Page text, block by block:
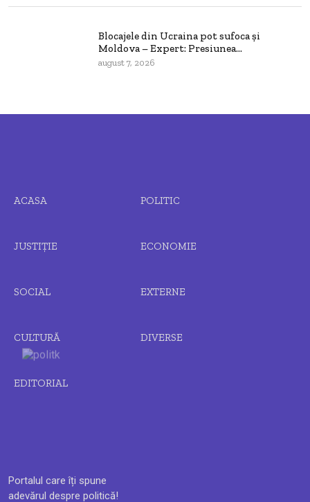
Blocajele din Ucraina pot sufoca și
Moldova – Expert: Presiunea...
august 7, 2026
Portalul care îți spune
adevărul despre politică!
ACASA POLITIC
JUSTIȚIE ECONOMIE
SOCIAL EXTERNE
CULTURĂ DIVERSE
EDITORIAL